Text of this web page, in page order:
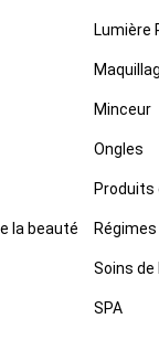
Lumière
Minceur
Ongles
Produits
la beauté
Soins de
SPA